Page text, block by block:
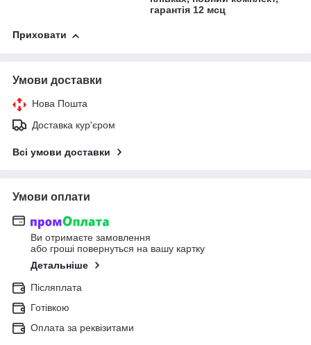
гарантія 12 мсц
Приховати
Умови доставки
Нова Пошта
Доставка кур'єром
Всі умови доставки
Умови оплати
Ви отримаєте замовлення
або гроші повернуться на вашу картку
Детальніше
Післяплата
Готівкою
Оплата за реквізитами